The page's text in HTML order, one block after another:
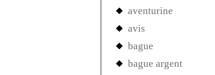
aventurine
avis
bague
bague argent